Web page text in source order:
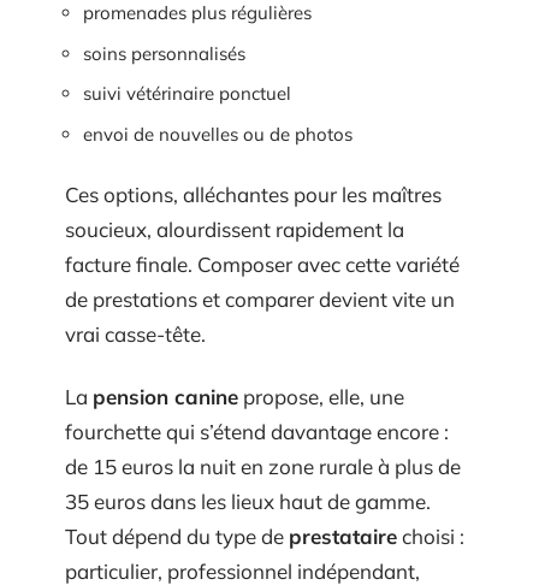
promenades plus régulières
soins personnalisés
suivi vétérinaire ponctuel
envoi de nouvelles ou de photos
Ces options, alléchantes pour les maîtres
soucieux, alourdissent rapidement la
facture finale. Composer avec cette variété
de prestations et comparer devient vite un
vrai casse-tête.
La pension canine propose, elle, une
fourchette qui s’étend davantage encore :
de 15 euros la nuit en zone rurale à plus de
35 euros dans les lieux haut de gamme.
Tout dépend du type de prestatairechoisi :
particulier, professionnel indépendant,